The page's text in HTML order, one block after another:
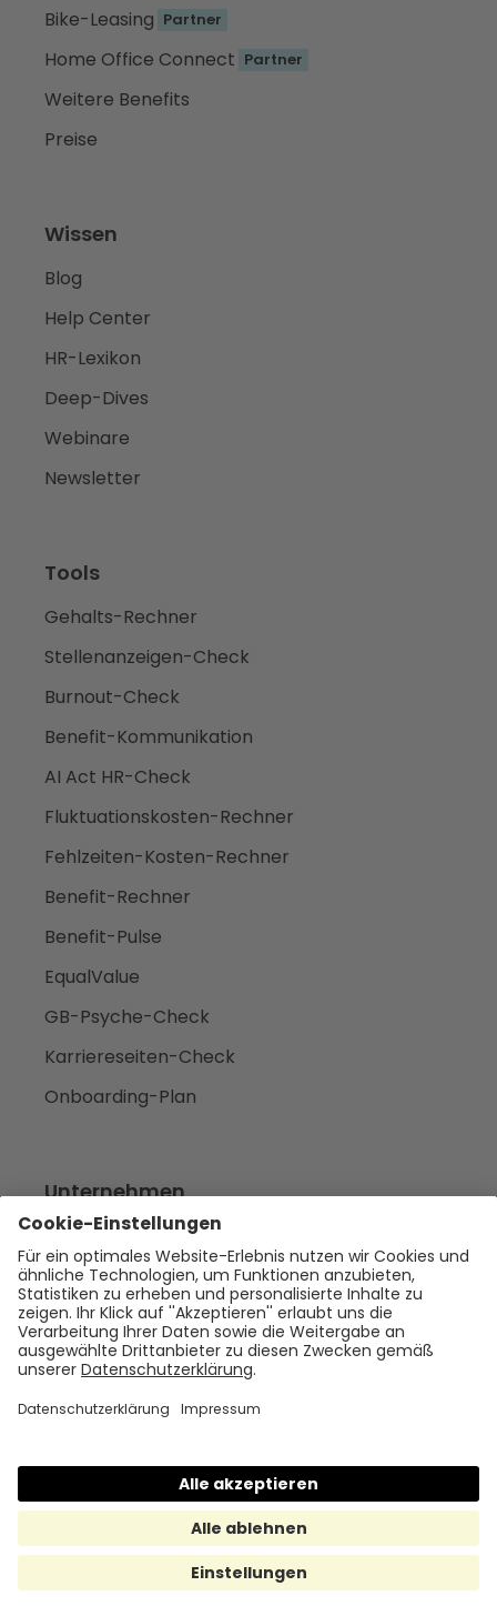
Bike-Leasing Partner
Home Office Connect Partner
Weitere Benefits
Preise
Wissen
Blog
Help Center
HR-Lexikon
Deep-Dives
Webinare
Newsletter
Tools
Gehalts-Rechner
Stellenanzeigen-Check
Burnout-Check
Benefit-Kommunikation
AI Act HR-Check
Fluktuationskosten-Rechner
Fehlzeiten-Kosten-Rechner
Benefit-Rechner
Benefit-Pulse
EqualValue
GB-Psyche-Check
Karriereseiten-Check
Onboarding-Plan
Unternehmen
Empfehlen
Über uns
Presse
Karriere
Rechtliches
Datenschutz